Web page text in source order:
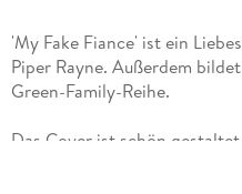
ist nachvollziehbar und
verständlich.
schnell und es folgen einige
'My Fake Fiance' ist ein
Piper Rayne. Außerdem
Green-Family-Reihe.
Das Cover ist schön